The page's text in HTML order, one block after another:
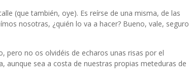
(que también, oye). Es reírse de una misma, de las
nosotras, ¿quién lo va a hacer? Bueno, vale, seguro
pero no os olvidéis de echaros unas risas por el
aunque sea a costa de nuestras propias meteduras de